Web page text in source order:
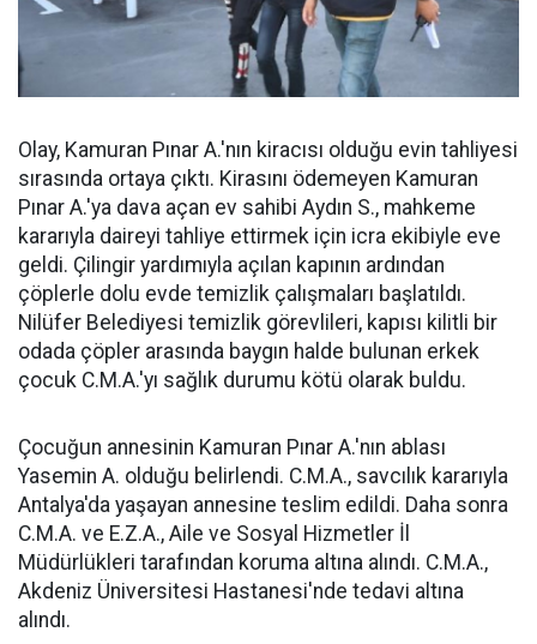
Olay, Kamuran Pınar A.'nın kiracısı olduğu evin tahliyesi
sırasında ortaya çıktı. Kirasını ödemeyen Kamuran
Pınar A.'ya dava açan ev sahibi Aydın S., mahkeme
kararıyla daireyi tahliye ettirmek için icra ekibiyle eve
geldi. Çilingir yardımıyla açılan kapının ardından
çöplerle dolu evde temizlik çalışmaları başlatıldı.
Nilüfer Belediyesi temizlik görevlileri, kapısı kilitli bir
odada çöpler arasında baygın halde bulunan erkek
çocuk C.M.A.'yı sağlık durumu kötü olarak buldu.
Çocuğun annesinin Kamuran Pınar A.'nın ablası
Yasemin A. olduğu belirlendi. C.M.A., savcılık kararıyla
Antalya'da yaşayan annesine teslim edildi. Daha sonra
C.M.A. ve E.Z.A., Aile ve Sosyal Hizmetler İl
Müdürlükleri tarafından koruma altına alındı. C.M.A.,
Akdeniz Üniversitesi Hastanesi'nde tedavi altına
alındı.